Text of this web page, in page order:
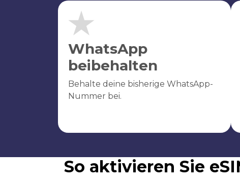
WhatsApp
beibehalten
Behalte deine bisherige WhatsApp-
Nummer bei.
So aktivieren Sie